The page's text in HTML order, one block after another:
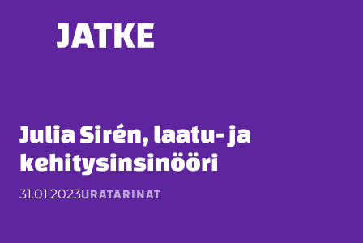
Julia Sirén, laatu- ja
kehitysinsinööri
31.01.2023URATARINAT